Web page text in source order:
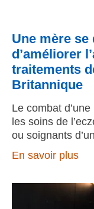
Une mère
d’améliorer
traitements
Britannique
Le combat
les soins de
ou soignants
En savoir plus